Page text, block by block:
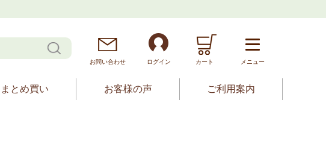
お問い合わせ ログイン カート メニュー
まとめ買い お客様の声 ご利用案内